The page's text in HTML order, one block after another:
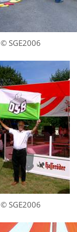
© SGE2006
© SGE2006